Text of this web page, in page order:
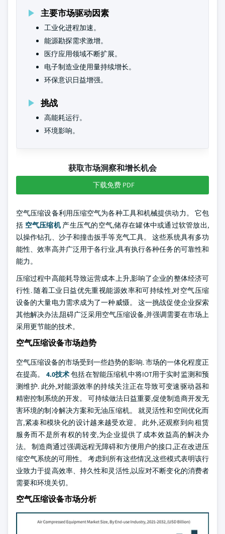
主要市场驱动因素
工业化进程加速。
能源勘探需求激增。
医疗应用领域不断扩展。
电子制造业使用量持续增长。
环保意识日益增强。
挑战
高能耗运行。
环境影响。
获取市场洞察和增长机会
下载免费 PDF
空气压缩设备利用压缩空气为各种工具和机械提供动力。 它包
括 空气压缩机产生压气的空气,储存在罐体中或通过软管放出,
以操作钻孔、沙子和撞击扳手等充气工具。 这些系统具有多功
能性、效率高并广泛用于各行业,具有执行各种任务的可靠性和
能力。
压缩过程中高能耗导致运营成本上升,影响了企业的整体经济可
行性. 随着工业日益优先重视能源效率和可持续性,对空气压缩
设备的大量电力需求成为了一种威慑。 这一挑战促使企业探索
其他解决办法,阻碍广泛采用空气压缩设备,并强调需要在市场上
采用更节能的技术。
空气压缩设备市场趋势
空气压缩设备的市场受到一些趋势的影响. 市场的一体化程度正
在提高。 4.0技术包括在智能压缩机中将IOT用于实时监测和预
测维护. 此外,对能源效率的持续关注正在导致可变速驱动器和
精密控制系统的开发。 可持续做法日益重要,促使制造商开发无
害环境的制冷解决方案和无油压缩机。 就灵活性和空间优化而
言,紧凑和模块化的设计越来越受欢迎。
此外,还观察到向租赁
服务而不是所有权的转变,为企业提供了成本效益高的解决办
法。 制造商通过强调远程无障碍和方便用户的接口,正在改进压
缩空气系统的可用性。 考虑到所有这些情况,这些模式表明该行
业致力于提高效率、持久性和灵活性,以应对不断变化的消费者
需要和环境关切。
空气压缩设备市场分析